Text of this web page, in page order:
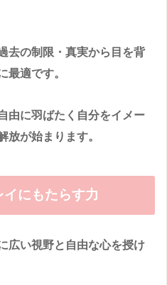
去の制限・真実から目を背
最適です。
由に羽ばたく自分をイメー
放が始まります。
にもたらす力
広い視野と自由な心を授け